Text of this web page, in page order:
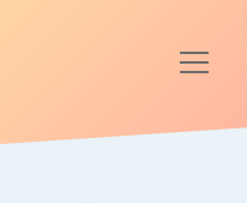
Anasayfa
menüyü